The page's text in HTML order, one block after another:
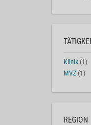
Klinik (1)
MVZ (1)
REGION